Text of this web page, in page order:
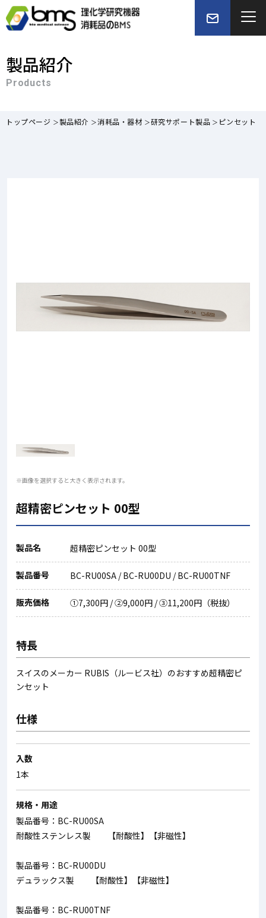
製品紹介
Products
トップページ 製品紹介 消耗品・器材 研究サポート製品 ピンセット
※画像を選択すると大きく表示されます。
超精密ピンセット 00型
製品名 超精密ピンセット 00型
製品番号 BC-RU00SA / BC-RU00DU / BC-RU00TNF
販売価格 ①7,300円 / ②9,000円 / ③11,200円（税抜）
特長
スイスのメーカー RUBIS（ルービス社）のおすすめ超精密ピ
ンセット
仕様
入数
1本
規格・用途
製品番号：BC-RU00SA
耐酸性ステンレス製 【耐酸性】【非磁性】
製品番号：BC-RU00DU
デュラックス製 【耐酸性】【非磁性】
製品番号：BC-RU00TNF